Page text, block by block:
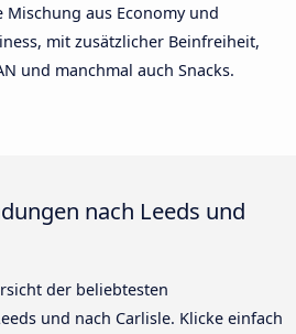
Mischung aus Economy und
mit zusätzlicher Beinfreiheit,
und manchmal auch Snacks.
nach Leeds und
der beliebtesten
und nach Carlisle. Klicke einfach